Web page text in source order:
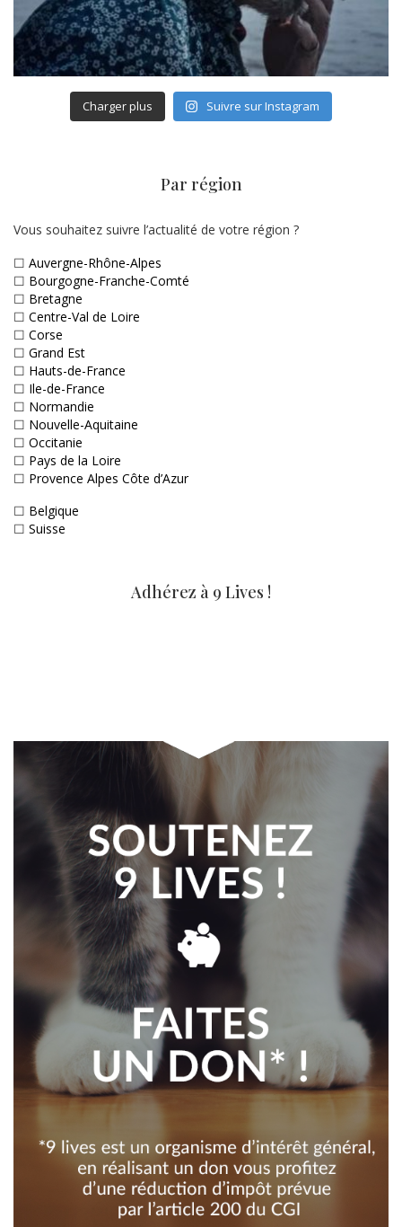
Charger plus Suivre sur Instagram
Par région
Vous souhaitez suivre l’actualité de votre région ?
☐ Auvergne-Rhône-Alpes
☐ Bourgogne-Franche-Comté
☐ Bretagne
☐ Centre-Val de Loire
☐ Corse
☐ Grand Est
☐ Hauts-de-France
☐ Ile-de-France
☐ Normandie
☐ Nouvelle-Aquitaine
☐ Occitanie
☐ Pays de la Loire
☐ Provence Alpes Côte d’Azur
☐ Belgique
☐ Suisse
Adhérez à 9 Lives !